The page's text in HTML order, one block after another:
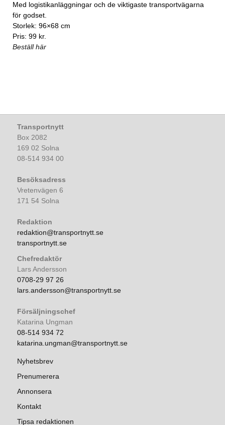
Med logistikanläggningar och de viktigaste transportvägarna
för godset.
Storlek: 96×68 cm
Pris: 99 kr.
Beställ här
Transportnytt
Box 2082
169 02 Solna
08-514 934 00
Besöksadress
Vretenvägen 6
171 54 Solna
Redaktion
redaktion@transportnytt.se
transportnytt.se
Chefredaktör
Lars Andersson
0708-29 97 26
lars.andersson@transportnytt.se
Försäljningschef
Katarina Ungman
08-514 934 72
katarina.ungman@transportnytt.se
Nyhetsbrev
Prenumerera
Annonsera
Kontakt
Tipsa redaktionen